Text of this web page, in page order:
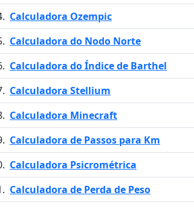
Calculadora Ozempic
Calculadora do Nodo Norte
Calculadora do Índice de Barthel
Calculadora Stellium
Calculadora Minecraft
Calculadora de Passos para Km
Calculadora Psicrométrica
Calculadora de Perda de Peso